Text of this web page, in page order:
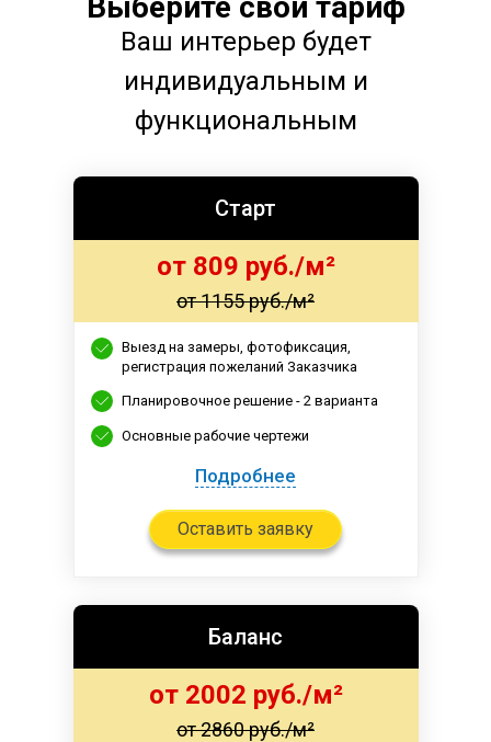
Ваш интерьер будет
индивидуальным и
функциональным
Старт
от 809 руб./м²
от 1155 руб./м²
Выезд на замеры, фотофиксация,
регистрация пожеланий Заказчика
Планировочное решение - 2 варианта
Основные рабочие чертежи
Подробнее
Оставить заявку
Баланс
от 2002 руб./м²
от 2860 руб./м²